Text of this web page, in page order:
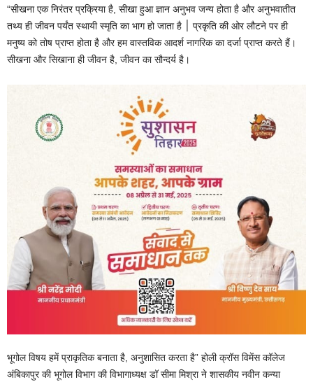
“सीखना एक निरंतर प्रक्रिया है, सीखा हुआ ज्ञान अनुभव जन्य होता है और अनुभवातीत
तथ्य ही जीवन पर्यंत स्थायी स्मृति का भाग हो जाता है ׀ प्रकृति की ओर लौटने पर ही
मनुष्य को तोष प्राप्त होता है और हम वास्तविक आदर्श नागरिक का दर्जा प्राप्त करते हैं।
सीखना और सिखाना ही जीवन है, जीवन का सौन्दर्य है।
भूगोल विषय हमें प्राकृतिक बनाता है, अनुशासित करता है” होली क्रॉस विमेंस कॉलेज
अंबिकापुर की भूगोल विभाग की विभागाध्यक्ष डॉ सीमा मिश्रा ने शासकीय नवीन कन्या